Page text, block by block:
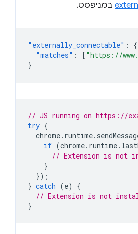
במניפסט.
"externally_connectable" :
{
"matches" : [ "https://
}
// JS running on https://
try {
chrome. runtime.
if (chrome. runtime.
// Extension is not
}
});
} catch (e)
{
// Extension is not
}